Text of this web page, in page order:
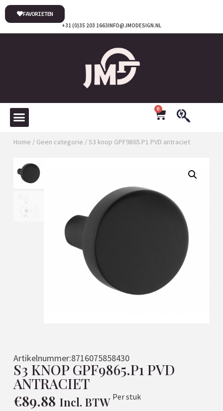
INFO@JMODESIGN.NL
+31 (0)35 203 1663
FAVORIETEN
0
Home / Geen categorie / S3 knop GPF9865.P1 PVD antraciet
Artikelnummer:8716075858430
S3 KNOP GPF9865.P1 PVD
ANTRACIET
€89.88 Incl. BTW Per stuk